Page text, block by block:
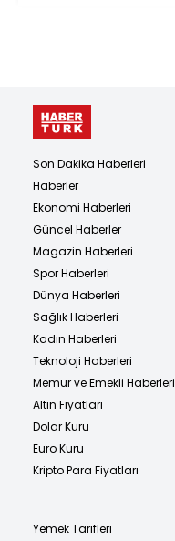
Son Dakika Haberleri
Haberler
Ekonomi Haberleri
Güncel Haberler
Magazin Haberleri
Spor Haberleri
Dünya Haberleri
Sağlık Haberleri
Kadın Haberleri
Teknoloji Haberleri
Memur ve Emekli Haberleri
Altın Fiyatları
Dolar Kuru
Euro Kuru
Kripto Para Fiyatları
Yemek Tarifleri